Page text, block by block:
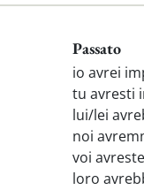
Passato
io avrei
tu avresti
lui/lei
noi
voi
loro